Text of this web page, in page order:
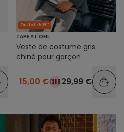
Outlet -50%*
TAPE A L'OEIL
Veste de costume gris
chiné pour garçon
15,00 € 29,99 €